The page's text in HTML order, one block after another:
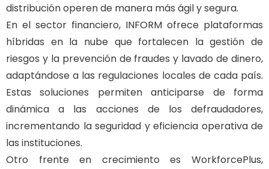
distribución operen de manera más ágil y segura.
En el sector financiero, INFORM ofrece plataformas
híbridas en la nube que fortalecen la gestión de
riesgos y la prevención de fraudes y lavado de dinero,
adaptándose a las regulaciones locales de cada país.
Estas soluciones permiten anticiparse de forma
dinámica a las acciones de los defraudadores,
incrementando la seguridad y eficiencia operativa de
las instituciones.
Otro frente en crecimiento es WorkforcePlus,